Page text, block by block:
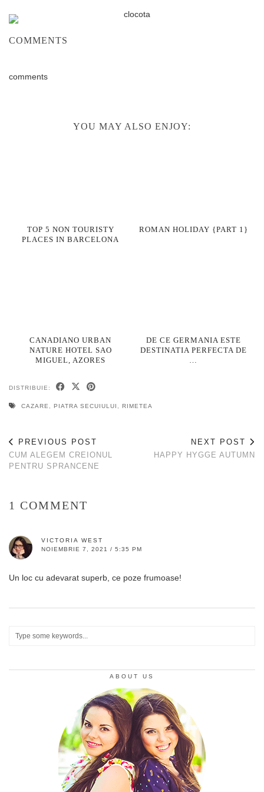
COMMENTS
comments
YOU MAY ALSO ENJOY:
TOP 5 NON TOURISTY
PLACES IN BARCELONA
ROMAN HOLIDAY {PART 1}
CANADIANO URBAN
NATURE HOTEL SAO
MIGUEL, AZORES
DE CE GERMANIA ESTE
DESTINATIA PERFECTA DE
DISTRIBUIE:
CAZARE PIATRA SECUIULUI RIMETEA
PREVIOUS POST
CUM ALEGEM CREIONUL
PENTRU SPRANCENE
NEXT POST
HAPPY HYGGE AUTUMN
1 COMMENT
VICTORIA WEST
NOIEMBRIE 7, 2021 / 5:35 PM
Un loc cu adevarat superb, ce poze frumoase!
ABOUT US